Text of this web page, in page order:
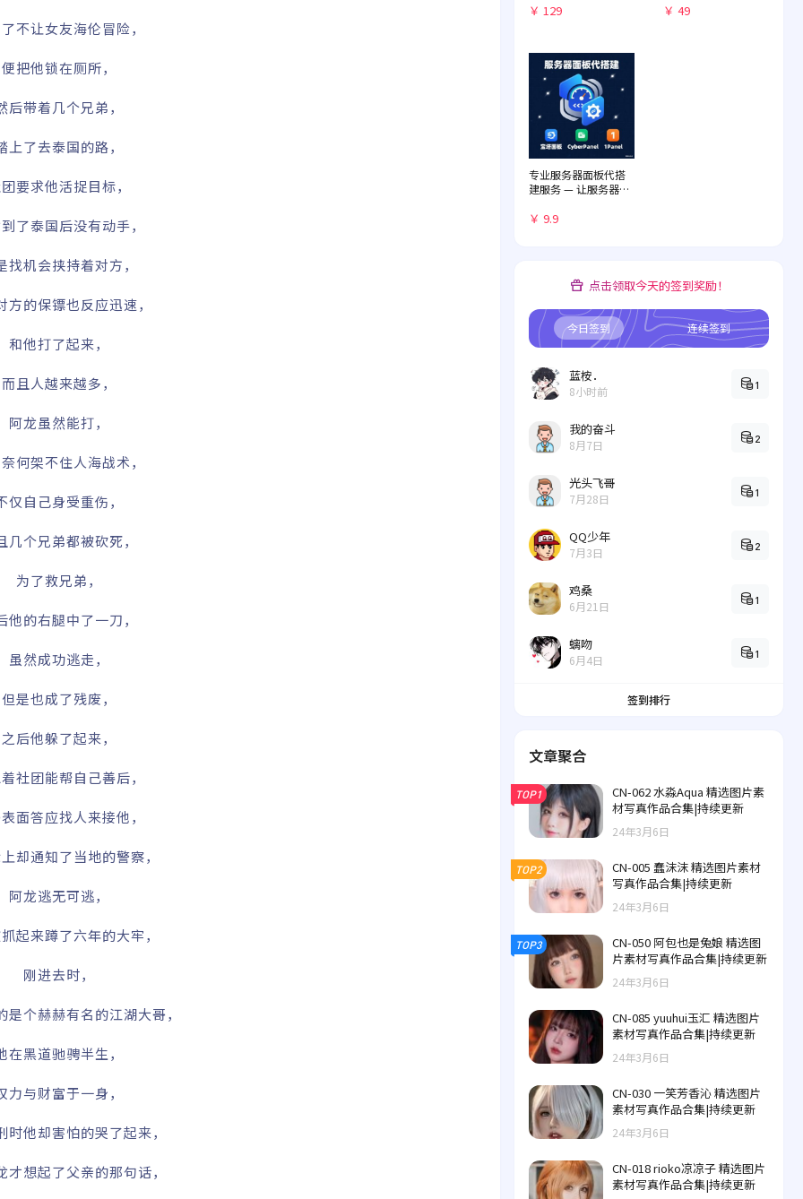
不让女友海伦冒险，
便把他锁在厕所，
后带着几个兄弟，
上了去泰国的路，
要求他活捉目标，
了泰国后没有动手，
找机会挟持着对方，
方的保镖也反应迅速，
和他打了起来，
而且人越来越多，
阿龙虽然能打，
何架不住人海战术，
仅自己身受重伤，
几个兄弟都被砍死，
为了救兄弟，
他的右腿中了一刀，
虽然成功逃走，
但是也成了残废，
之后他躲了起来，
社团能帮自己善后，
面答应找人来接他，
却通知了当地的警察，
阿龙逃无可逃，
起来蹲了六年的大牢，
刚进去时，
是个赫赫有名的江湖大哥，
在黑道驰骋半生，
力与财富于一身，
时他却害怕的哭了起来，
才想起了父亲的那句话，
门教程
￥ 129 ￥ 49
专业服务器面板代搭
建服务 — 让服务器管
￥ 9.9
点击领取今天的签到奖励！
今日签到 连续签到
蓝桉．
8小时前 1
我的奋斗
8月7日 2
光头飞哥
7月28日 1
QQ少年
7月3日 2
鸡桑
6月21日 1
螭吻
6月4日 1
签到排行
文章聚合
TOP1
CN-062 水淼Aqua 精选图片素
材写真作品合集|持续更新
24年3月6日
TOP2
CN-005 蠢沫沫 精选图片素材
写真作品合集|持续更新
24年3月6日
TOP3
CN-050 阿包也是兔娘 精选图
片素材写真作品合集|持续更新
24年3月6日
CN-085 yuuhui玉汇 精选图片
素材写真作品合集|持续更新
24年3月6日
CN-030 一笑芳香沁 精选图片
素材写真作品合集|持续更新
24年3月6日
CN-018 rioko凉凉子 精选图片
素材写真作品合集|持续更新